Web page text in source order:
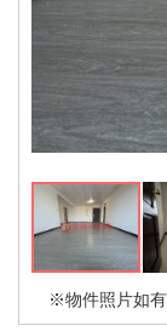
※物件照片如